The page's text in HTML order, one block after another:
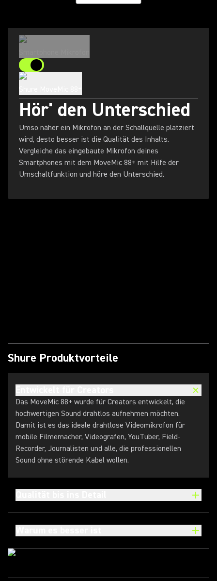
Umso näher ein Mikrofon an der Schallquelle platziert
wird, desto besser ist die Qualität des Inhalts.
Vergleiche das eingebaute Mikrofon deines
Smartphones mit dem MoveMic 88+ mit Hilfe der
Umschaltfunktion und höre den Unterschied.
Hör' den Unterschied
Shure Produktvorteile
Das MoveMic 88+ wurde für Creators entwickelt, die
hochwertigen Sound drahtlos aufnehmen möchten.
Damit ist es das ideale drahtlose Videomikrofon für
mobile Filmemacher, Videografen, YouTuber, Field-
Recorder, Journalisten und alle, die professionellen
Sound ohne störende Kabel wollen.